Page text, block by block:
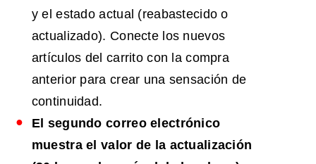
y el estado actual (reabastecido o
actualizado). Conecte los nuevos
artículos del carrito con la compra
anterior para crear una sensación de
continuidad.
El segundo correo electrónico
muestra el valor de la actualización